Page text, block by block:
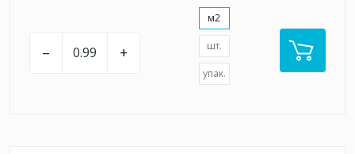
– +
м2
шт.
упак.